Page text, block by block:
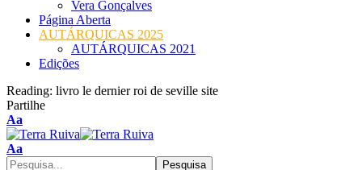
Vera Gonçalves
Página Aberta
AUTÁRQUICAS 2025
AUTÁRQUICAS 2021
Edições
Reading: livro le dernier roi de seville site
Partilhe
Font
Resizer
Aa
Font
Resizer
Aa